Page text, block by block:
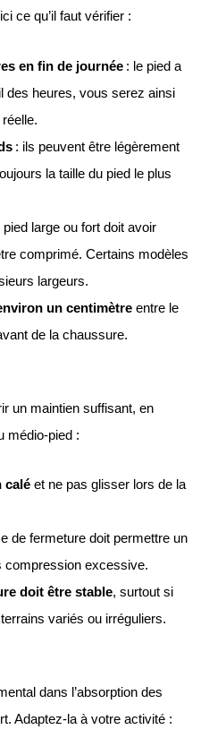
ce qu’il faut vérifier :
en fin de journée: le pied a
des heures, vous serez ainsi
: ils peuvent être légèrement
la taille du pied le plus
large ou fort doit avoir
comprimé. Certains modèles
largeurs.
un centimètreentre le
de la chaussure.
un maintien suffisant, en
médio-pied :
caléet ne pas glisser lors de la
de fermeture doit permettre un
compression excessive.
doit être stable, surtout si
variés ou irréguliers.
dans l’absorption des
Adaptez-la à votre activité :